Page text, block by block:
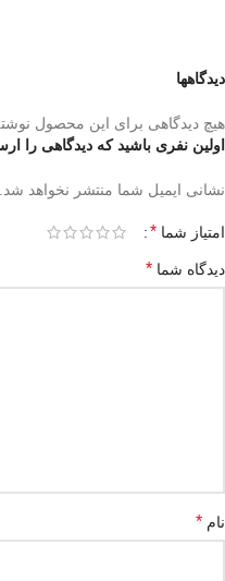
دیدگاهها
هیچ دیدگاهی برای این محصول
اولین نفری باشید که دیدگاهی را
نشانی ایمیل شما منتشر نخواهد شد.
امتیاز شما *
دیدگاه شما *
نام *